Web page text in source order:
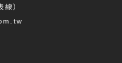
線）